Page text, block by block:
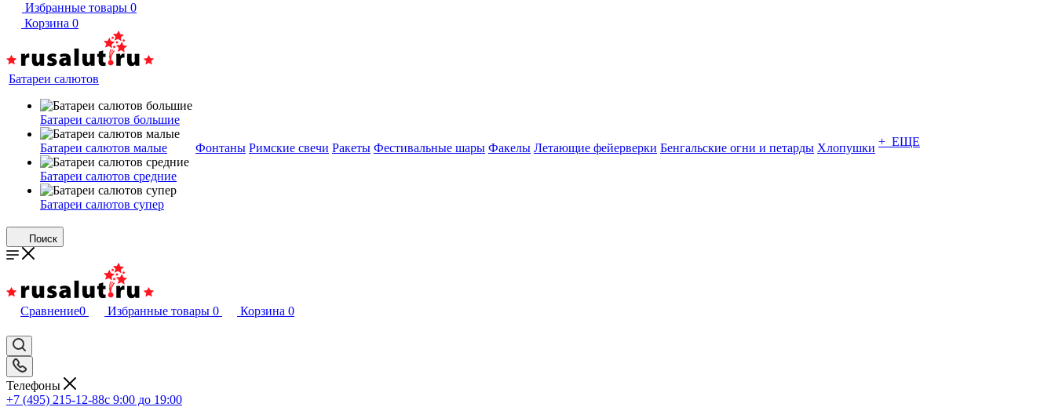
Избранные товары 0
Корзина 0
Батареи салютов
Батареи салютов большие
Батареи салютов малые
Батареи салютов средние
Батареи салютов супер
Фонтаны Римские свечи Ракеты Фестивальные шары Факелы Летающие фейерверки Бенгальские огни и петарды Хлопушки + ЕЩЕ
Поиск
Сравнение0 Избранные товары 0 Корзина 0
Телефоны
+7 (495) 215-12-88c 9:00 до 19:00